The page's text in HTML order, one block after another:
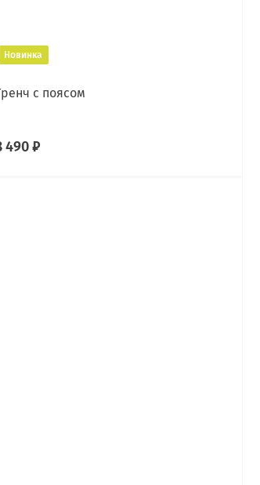
Новинка
с поясом
490 ₽